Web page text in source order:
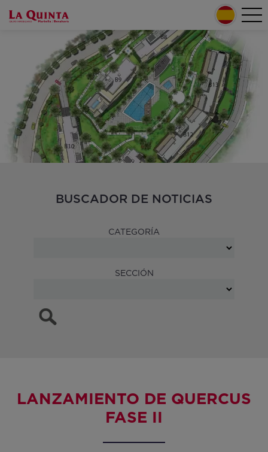
Secondary menu
BUSCADOR DE NOTICIAS
CATEGORÍA
SECCIÓN
LANZAMIENTO DE QUERCUS
FASE II